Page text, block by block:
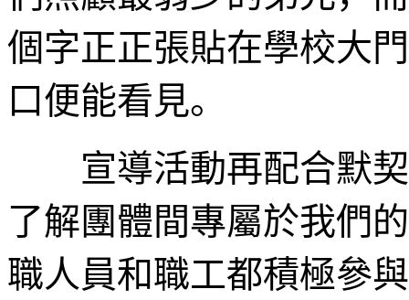
個字正正張貼在學校大
口便能看見。
宣導活動再配合默契
了解團體間專屬於我們
職人員和職工都積極參